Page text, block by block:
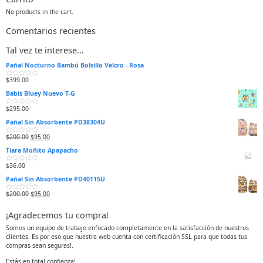
No products in the cart.
Comentarios recientes
Tal vez te interese…
Pañal Nocturno Bambú Bolsillo Velcro - Rosa
V
l
o
r
a
o
e
n
0
e
5
$399.00
Babis Bluey Nuevo T-G
V
l
o
r
a
o
e
n
0
e
5
$295.00
Pañal Sin Absorbente PD38304U
V
l
o
r
a
o
e
n
0
5
$200.00 $95.00
Tiara Moñito Apapacho
V
l
o
r
a
e
n
0
d
e
5
$36.00
Pañal Sin Absorbente PD40115U
V
o
r
a
d
o
n
d
$200.00 $95.00
¡Agradecemos tu compra!
Somos un equipo de trabajo enfocado completamente en la satisfacción de nuestros
clientes. Es por eso que nuestra web cuenta con certificación SSL para que todas tus
compras sean seguras!.
Estás en total confianza!